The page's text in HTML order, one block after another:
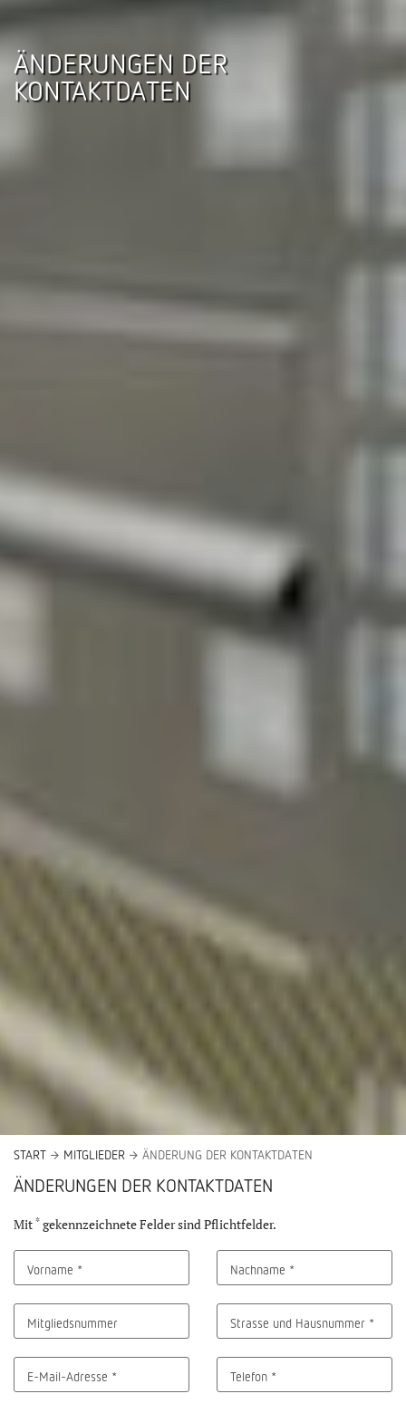
ÄNDERUNGEN DER
KONTAKTDATEN
START MITGLIEDER ÄNDERUNG DER KONTAKTDATEN
ÄNDERUNGEN DER KONTAKTDATEN
Mit * gekennzeichnete Felder sind Pflichtfelder.
Vorname * Nachname *
Mitgliedsnummer Strasse und Hausnummer *
E-Mail-Adresse * Telefon *